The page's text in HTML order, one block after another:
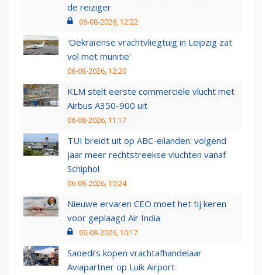
de reiziger
06-08-2026, 12:22
'Oekraïense vrachtvliegtuig in Leipzig zat
vol met munitie'
06-08-2026, 12:20
KLM stelt eerste commerciële vlucht met
Airbus A350-900 uit
06-08-2026, 11:17
TUI breidt uit op ABC-eilanden: volgend
jaar meer rechtstreekse vluchten vanaf
Schiphol
06-08-2026, 10:24
Nieuwe ervaren CEO moet het tij keren
voor geplaagd Air India
06-08-2026, 10:17
Saoedi’s kopen vrachtafhandelaar
Aviapartner op Luik Airport